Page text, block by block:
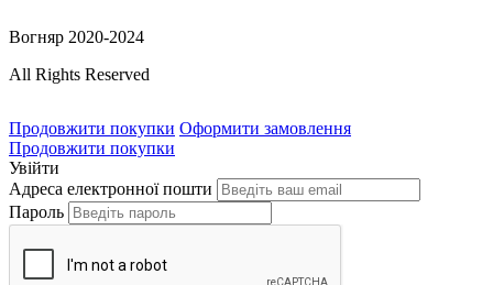
Вогняр 2020-2024
All Rights Reserved
Продовжити покупки Оформити замовлення
Продовжити покупки
Увійти
Адреса електронної пошти
Пароль